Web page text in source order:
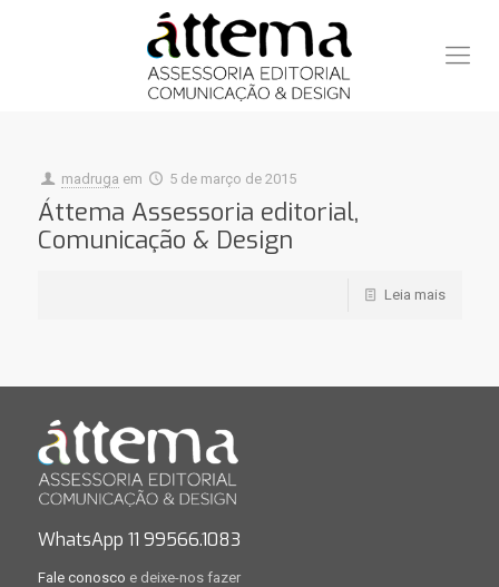
madruga em 5 de março de 2015
Áttema Assessoria editorial,
Comunicação & Design
Leia mais
WhatsApp 11 99566.1083
Fale conosco e deixe-nos fazer